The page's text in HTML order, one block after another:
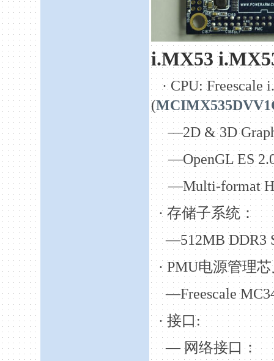
i.MX53
·CPU: Freescale
(MCIMX535DVV
—2D & 3D
—OpenGL ES
—Multi-format
· 存储子系统：
—512MB DDR3
· PMU电源管理
—Freescale
· 接口:
—网络接口：